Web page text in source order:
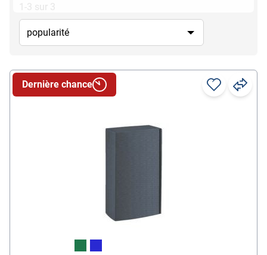
1-3 sur 3
Dernière chance